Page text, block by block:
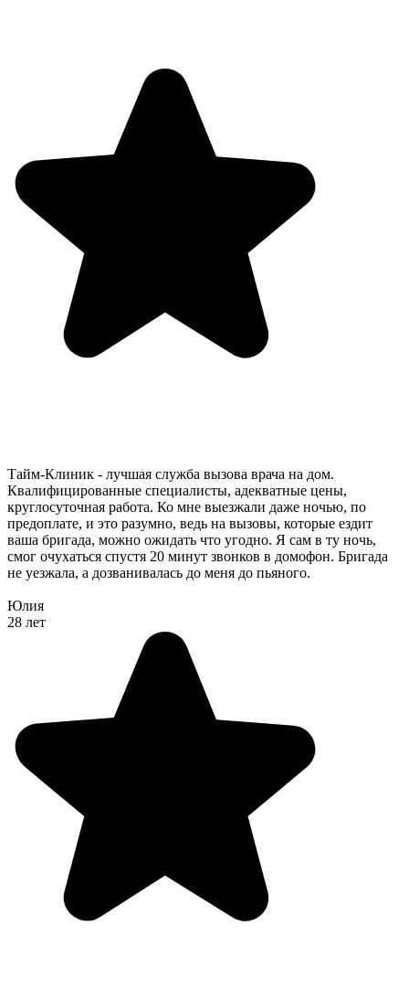
Тайм-Клиник - лучшая служба вызова врача на дом.
Квалифицированные специалисты, адекватные цены,
круглосуточная работа. Ко мне выезжали даже ночью, по
предоплате, и это разумно, ведь на вызовы, которые ездит
ваша бригада, можно ожидать что угодно. Я сам в ту ночь,
смог очухаться спустя 20 минут звонков в домофон. Бригада
не уезжала, а дозванивалась до меня до пьяного.
Юлия
28 лет